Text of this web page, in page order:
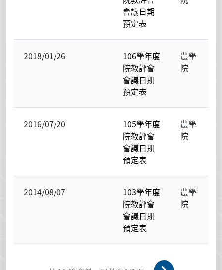
會議日期
預定表
2018/01/26
106學年度
院教評會
會議日期
預定表
農學
院
2016/07/20
105學年度
院教評會
會議日期
預定表
農學
院
2014/08/07
103學年度
院教評會
會議日期
預定表
農學
院